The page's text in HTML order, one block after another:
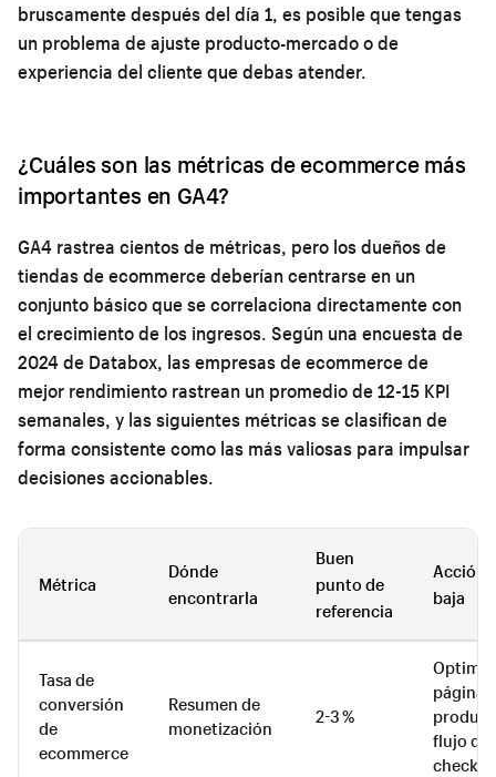
bruscamente después del día 1, es posible que tengas
un problema de ajuste producto-mercado o de
experiencia del cliente que debas atender.
¿Cuáles son las métricas de ecommerce más
importantes en GA4?
GA4 rastrea cientos de métricas, pero los dueños de
tiendas de ecommerce deberían centrarse en un
conjunto básico que se correlaciona directamente con
el crecimiento de los ingresos. Según una encuesta de
2024 de Databox, las empresas de ecommerce de
mejor rendimiento rastrean un promedio de 12-15 KPI
semanales, y las siguientes métricas se clasifican de
forma consistente como las más valiosas para impulsar
decisiones accionables.
Métrica
Dónde
encontrarla
Buen
punto de
referencia
Acción
baja
Tasa de
conversión
de
ecommerce
Resumen de
monetización
2-3 %
páginas
flujo de